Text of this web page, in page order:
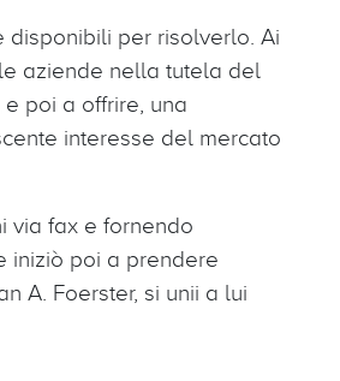
per risolverlo. Ai
aziende nella tutela del
poi a offrire, una
interesse del mercato
via fax e fornendo
iniziò poi a prendere
A. Foerster, si unii a lui